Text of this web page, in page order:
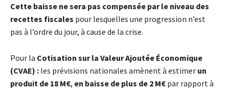
Cette baisse ne sera pas compensée par le niveau des
recettes fiscales pour lesquelles une progression n’est
pas à l’ordre du jour, à cause de la crise.
Pour la Cotisation sur la Valeur Ajoutée Économique
(CVAE) : les prévisions nationales amènent à estimer un
produit de 18 M€, en baisse de plus de 2 M€ par rapport à